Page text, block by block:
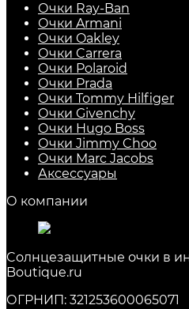
Очки Ray-Ban
Очки Armani
Очки Oakley
Очки Carrera
Очки Polaroid
Очки Prada
Очки Tommy Hilfiger
Очки Givenchy
Очки Hugo Boss
Очки Jimmy Choo
Очки Marc Jacobs
Аксессуары
О компании
Cолнцезащитные очки в
Boutique.ru
ОГРНИП: 321253600065071